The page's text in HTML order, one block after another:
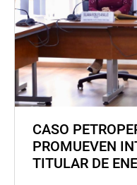
CASO
PROMUEVEN
TITULAR DE